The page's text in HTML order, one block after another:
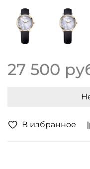
В избранное
27 500